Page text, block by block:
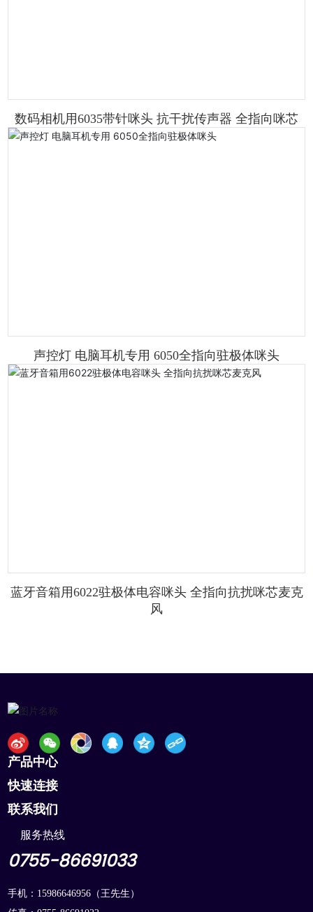
数码相机用6035带针咪头 抗干扰传声器 全指向咪芯
声控灯 电脑耳机专用 6050全指向驻极体咪头
蓝牙音箱用6022驻极体电容咪头 全指向抗扰咪芯麦克
风
产品中心
快速连接
联系我们
服务热线
0755-86691033
手机： 15986646956 （王先生）